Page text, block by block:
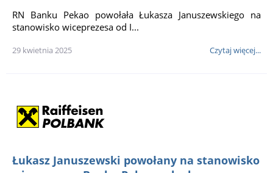
RN Banku Pekao powołała Łukasza Januszewskiego na
stanowisko wiceprezesa od I...
29 kwietnia 2025 Czytaj więcej...
Łukasz Januszewski powołany na stanowisko